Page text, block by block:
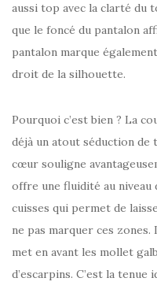
aussi top avec la clarté du
que le foncé du pantalon
pantalon marque
droit de la silhouette.
Pourquoi c’est bien ? La
déjà un atout séduction de
cœur souligne
offre une fluidité au niveau
cuisses qui permet de
ne pas marquer ces
met en avant les mollet
d’escarpins. C’est la